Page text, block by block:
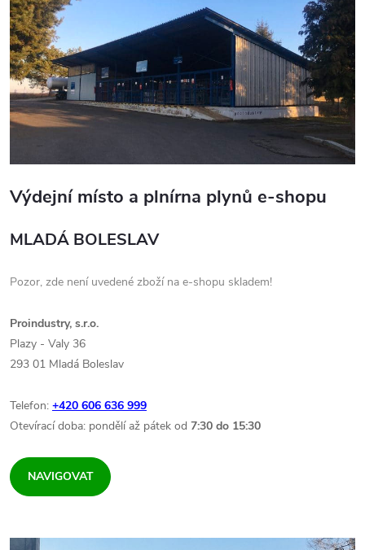
Výdejní místo a plnírna plynů e-shopu
MLADÁ BOLESLAV
Pozor, zde není uvedené zboží na e-shopu skladem!
Proindustry, s.r.o.
Plazy - Valy 36
293 01 Mladá Boleslav
Telefon: +420 606 636 999
Otevírací doba: pondělí až pátek od 7:30 do 15:30
NAVIGOVAT